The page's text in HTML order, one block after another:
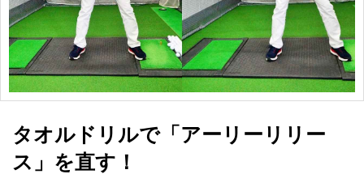
タオルドリルで「アーリーリリー
ス」を直す！